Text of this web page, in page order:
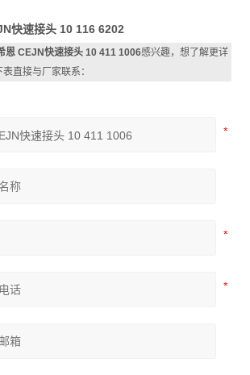
快速接头 10 116 6202
恩 CEJN快速接头 10 411 1006感兴趣，想了解更详
直接与厂家联系：